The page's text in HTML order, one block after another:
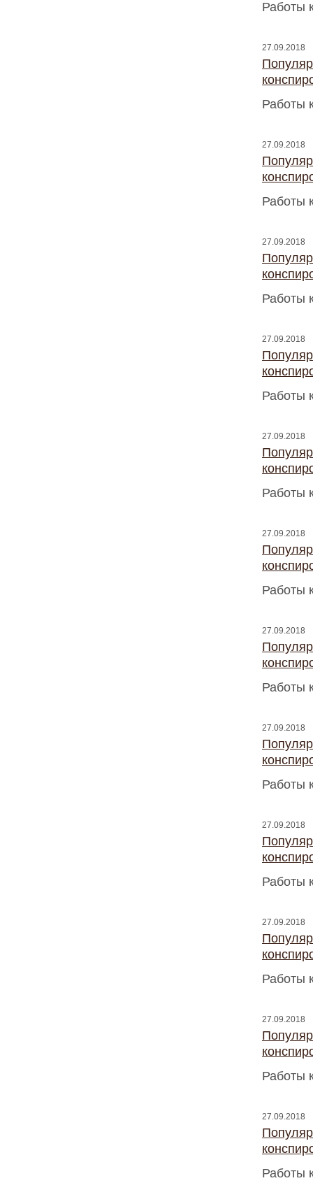
Работы
27.09.2018
Работы
27.09.2018
Работы
27.09.2018
Работы
27.09.2018
Работы
27.09.2018
Работы
27.09.2018
Работы
27.09.2018
Работы
27.09.2018
Работы
27.09.2018
Работы
27.09.2018
Работы
27.09.2018
Работы
27.09.2018
Работы